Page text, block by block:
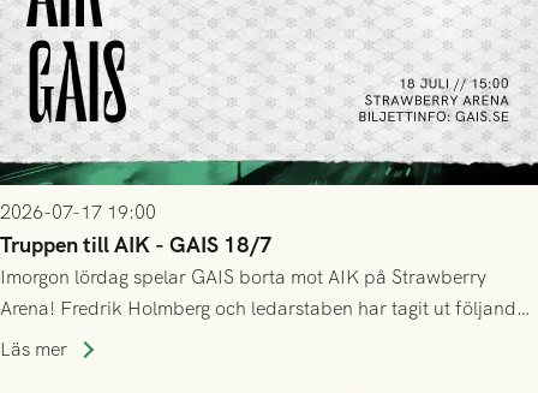
2026-07-17 19:00
Truppen till AIK - GAIS 18/7
Imorgon lördag spelar GAIS borta mot AIK på Strawberry
Arena! Fredrik Holmberg och ledarstaben har tagit ut följande
trupp till matchen:
Läs mer